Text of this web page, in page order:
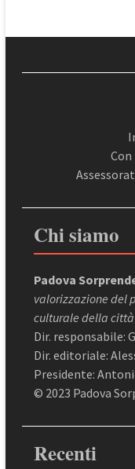
Con
Chi siamo
Padova
valorizzazione del
culturale della città
Dir. responsabile:
Dir. editoriale:
Presidente:
© 2023 Padova
Recenti